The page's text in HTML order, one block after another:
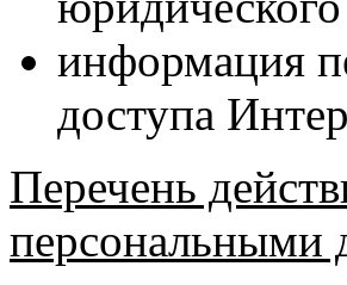
информация
доступа
Перечень
персональными